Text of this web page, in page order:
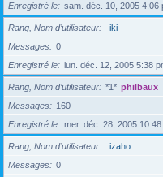
Enregistré le
sam. déc. 10, 2005 4:06
Rang, Nom d’utilisateur
iki
Messages
0
Enregistré le
lun. déc. 12, 2005 5:38
Rang, Nom d’utilisateur *1* philbaux
Messages
160
Enregistré le
mer. déc. 28, 2005 10:48
Rang, Nom d’utilisateur
izaho
Messages
0